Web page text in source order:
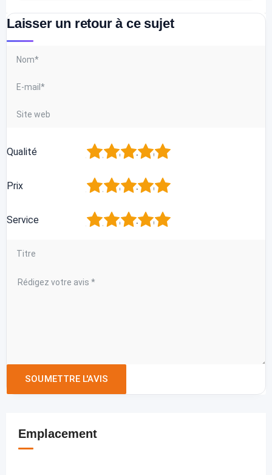
Laisser un retour à ce sujet
Qualité 5
4
3
2
Prix 5
4
3
2
Service 5
4
3
2
Emplacement